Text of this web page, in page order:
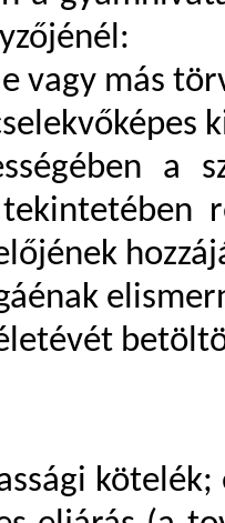
vagy más
a